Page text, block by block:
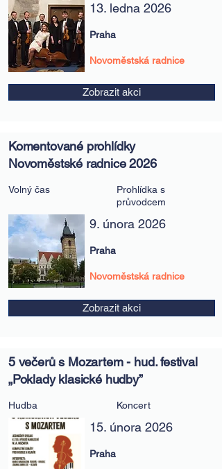
13. ledna 2026
Praha
Novoměstská radnice
Zobrazit akci
Komentované prohlídky
Novoměstské radnice 2026
Volný čas
Prohlídka s
průvodcem
9. února 2026
Praha
Novoměstská radnice
Zobrazit akci
5 večerů s Mozartem - hud. festival
„Poklady klasické hudby”
Hudba Koncert
15. února 2026
Praha